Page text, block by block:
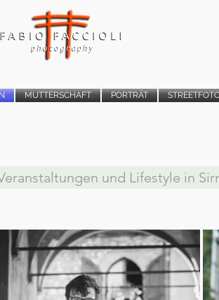
und Lifestyle in
MUTTERSCHAFT PORTRÄT